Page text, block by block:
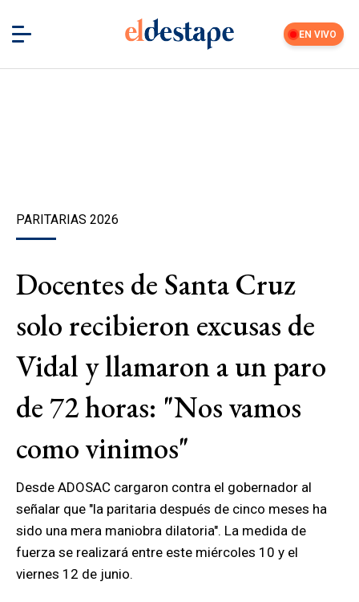
EN VIVO
PARITARIAS 2026
Docentes de Santa Cruz
solo recibieron excusas de
Vidal y llamaron a un paro
de 72 horas: "Nos vamos
como vinimos"
Desde ADOSAC cargaron contra el gobernador al
señalar que "la paritaria después de cinco meses ha
sido una mera maniobra dilatoria". La medida de
fuerza se realizará entre este miércoles 10 y el
viernes 12 de junio.